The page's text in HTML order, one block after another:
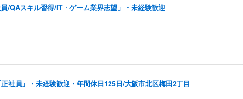
/QAスキル習得/IT・ゲーム業界志望」・未経験歓迎
社員」・未経験歓迎・年間休日125日/大阪市北区梅田2丁目